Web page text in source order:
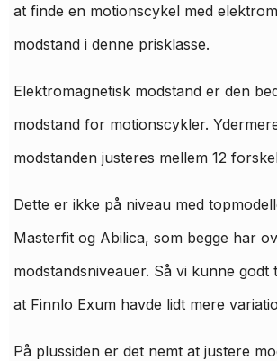
at finde en motionscykel med
modstand i denne prisklasse.
Elektromagnetisk modstand er den
modstand for motionscykler.
modstanden justeres mellem 12
Dette er ikke på niveau med
Masterfit og Abilica, som begge har
modstandsniveauer. Så vi kunne
at Finnlo Exum havde lidt mere
På plussiden er det nemt at justere